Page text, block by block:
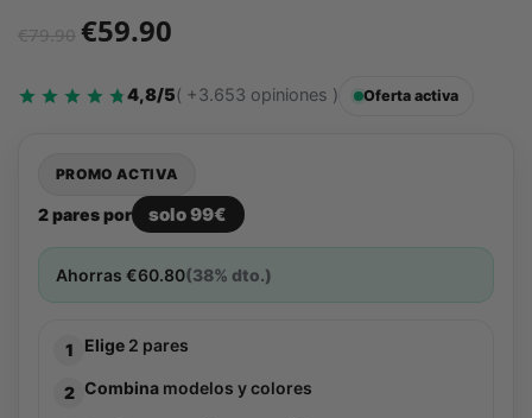
€79.90 €59.90
4,8/5( +3.653 opiniones ) Oferta activa
PROMO ACTIVA
2 pares por solo 99€
Ahorras €60.80(38% dto.)
1 Elige 2 pares
2 Combina modelos y colores